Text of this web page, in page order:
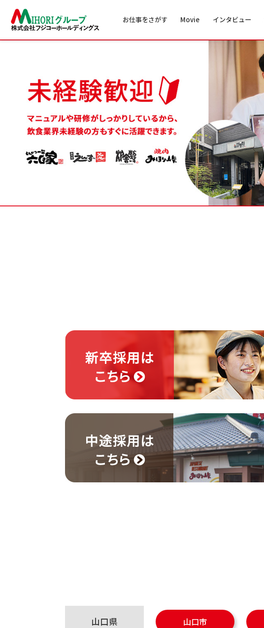
お仕事をさがす Movie インタビュー
山口県 山口市